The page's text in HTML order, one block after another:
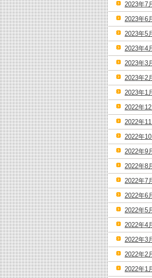
2023年7
2023年6
2023年5
2023年4
2023年3
2023年2
2023年1
2022年12
2022年11
2022年10
2022年9
2022年8
2022年7
2022年6
2022年5
2022年4
2022年3
2022年2
2022年1